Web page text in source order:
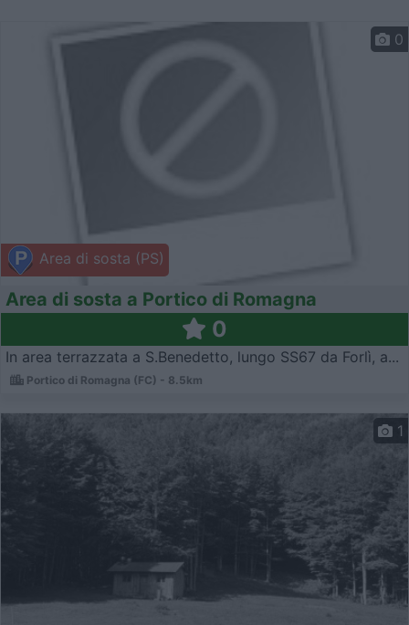
Area di sosta (PS)
0
Area di sosta a Portico di Romagna
0
In area terrazzata a S.Benedetto, lungo SS67 da Forlì, a...
Portico di Romagna (FC) - 8.5km
1